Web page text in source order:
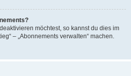
möchtest, so kannst du dies im
– „Abonnements verwalten“ machen.